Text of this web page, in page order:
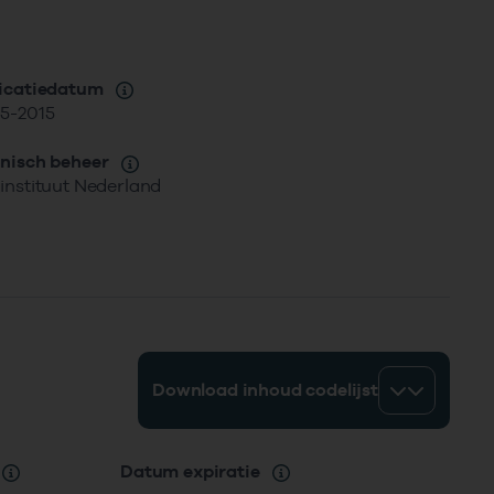
2015
beheer
Nederland
Download inhoud codelijst
Datum expiratie